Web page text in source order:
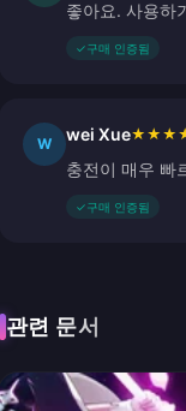
좋아요. 사용하
✓구매 인증됨
W wei Xue★ ★ ★
충전이 매우 빠
✓구매 인증됨
관련 문서